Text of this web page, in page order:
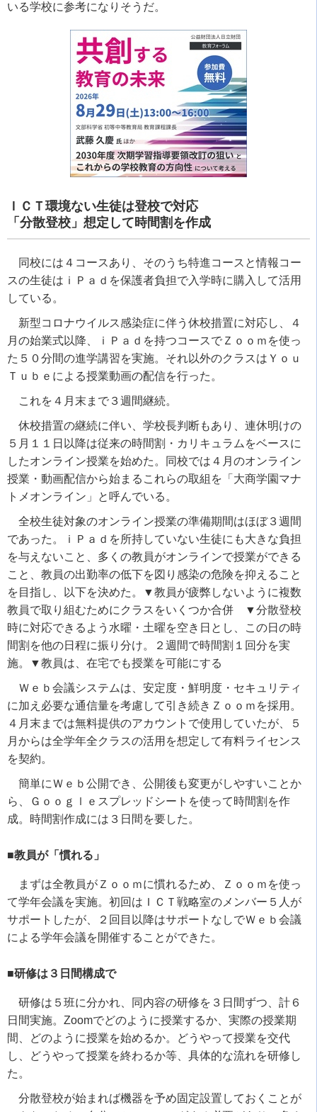
いる学校に参考になりそうだ。
ＩＣＴ環境ない生徒は登校で対応
「分散登校」想定して時間割を作成
同校には４コースあり、そのうち特進コースと情報コー
スの生徒はｉＰａｄを保護者負担で入学時に購入して活用
している。
新型コロナウイルス感染症に伴う休校措置に対応し、４
月の始業式以降、ｉＰａｄを持つコースでＺｏｏｍを使っ
た５０分間の進学講習を実施。それ以外のクラスはＹｏｕ
Ｔｕｂｅによる授業動画の配信を行った。
これを４月末まで３週間継続。
休校措置の継続に伴い、学校長判断もあり、連休明けの
５月１１日以降は従来の時間割・カリキュラムをベースに
したオンライン授業を始めた。同校では４月のオンライン
授業・動画配信から始まるこれらの取組を「大商学園マナ
トメオンライン」と呼んでいる。
全校生徒対象のオンライン授業の準備期間はほぼ３週間
であった。ｉＰａｄを所持していない生徒にも大きな負担
を与えないこと、多くの教員がオンラインで授業ができる
こと、教員の出勤率の低下を図り感染の危険を抑えること
を目指し、以下を決めた。▼教員が疲弊しないように複数
教員で取り組むためにクラスをいくつか合併 ▼分散登校
時に対応できるよう水曜・土曜を空き日とし、この日の時
間割を他の日程に振り分け。２週間で時間割１回分を実
施。▼教員は、在宅でも授業を可能にする
Ｗｅｂ会議システムは、安定度・鮮明度・セキュリティ
に加え必要な通信量を考慮して引き続きＺｏｏｍを採用。
４月末までは無料提供のアカウントで使用していたが、５
月からは全学年全クラスの活用を想定して有料ライセンス
を契約。
簡単にＷｅｂ公開でき、公開後も変更がしやすいことか
ら、Ｇｏｏｇｌｅスプレッドシートを使って時間割を作
成。時間割作成には３日間を要した。
■教員が「慣れる」
まずは全教員がＺｏｏｍに慣れるため、Ｚｏｏｍを使っ
て学年会議を実施。初回はＩＣＴ戦略室のメンバー５人が
サポートしたが、２回目以降はサポートなしでＷｅｂ会議
による学年会議を開催することができた。
■研修は３日間構成で
研修は５班に分かれ、同内容の研修を３日間ずつ、計６
日間実施。 Zoomでどのように授業するか、実際の授業期
間、どのように授業を始めるか。どうやって授業を交代
し、どうやって授業を終わるか等、具体的な流れを研修し
た。
分散登校が始まれば機器を予め固定設置しておくことが